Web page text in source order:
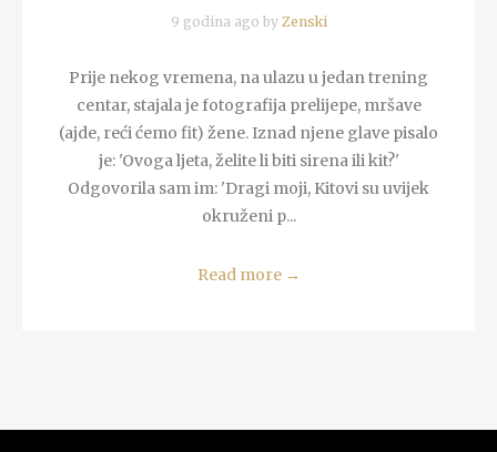
9 godina ago by Zenski
Prije nekog vremena, na ulazu u jedan trening
centar, stajala je fotografija prelijepe, mršave
(ajde, reći ćemo fit) žene. Iznad njene glave pisalo
je: 'Ovoga ljeta, želite li biti sirena ili kit?'
Odgovorila sam im: 'Dragi moji, Kitovi su uvijek
okruženi p...
Read more →